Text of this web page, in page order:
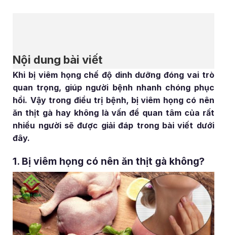
Nội dung bài viết
Khi bị viêm họng chế độ dinh dưỡng đóng vai trò
quan trọng, giúp người bệnh nhanh chóng phục
hồi. Vậy trong điều trị bệnh, bị viêm họng có nên
ăn thịt gà hay không là vấn đề quan tâm của rất
nhiều người sẽ được giải đáp trong bài viết dưới
đây.
1. Bị viêm họng có nên ăn thịt gà không?